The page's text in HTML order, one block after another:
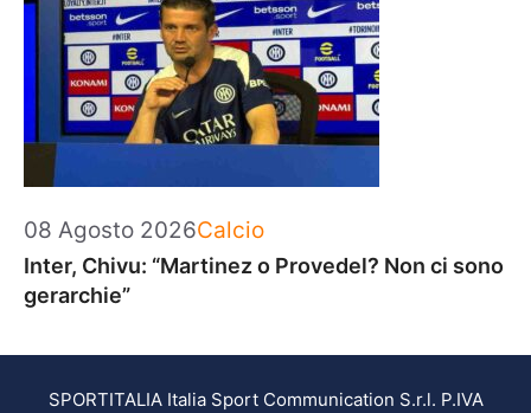
08 Agosto 2026Categorie
Calcio
Inter, Chivu: “Martinez o Provedel? Non ci sono
gerarchie”
SPORTITALIA Italia Sport Communication S.r.l. P.IVA